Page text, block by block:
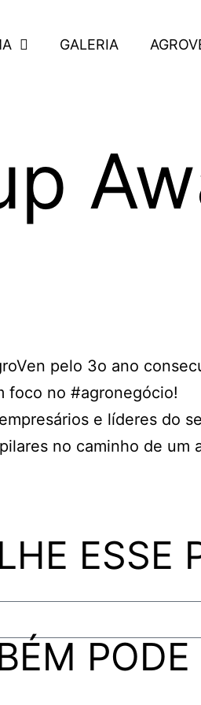
GALERIA
pelo 3o ano
foco no #agronegócio!
e líderes do
no caminho de um
ESSE
PODE